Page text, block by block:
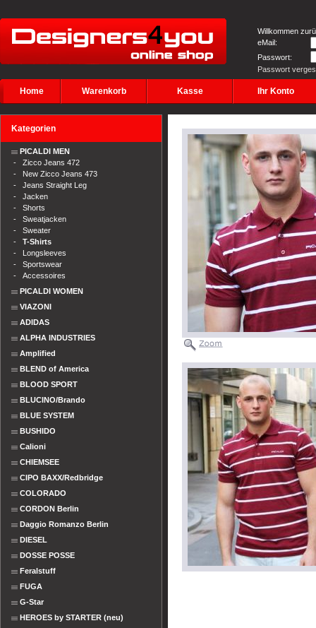
Willkommen
eMail:
Passwort:
Passwort
Home Warenkorb Kasse Ihr Konto
Kategorien
PICALDI MEN
- Zicco Jeans 472
- New Zicco Jeans 473
- Jeans Straight Leg
- Jacken
- Shorts
- Sweatjacken
- Sweater
- T-Shirts
- Longsleeves
- Sportswear
- Accessoires
PICALDI WOMEN
VIAZONI
ADIDAS
ALPHA INDUSTRIES
Amplified
BLEND of America
BLOOD SPORT
BLUCINO/Brando
BLUE SYSTEM
BUSHIDO
Calioni
CHIEMSEE
CIPO BAXX/Redbridge
COLORADO
CORDON Berlin
Daggio Romanzo Berlin
DIESEL
DOSSE POSSE
Feralstuff
FUGA
G-Star
HEROES by STARTER (neu)